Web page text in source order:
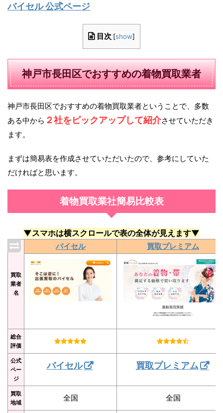
バイセル 公式ページ
目次 [show]
神戸市長田区でおすすめの着物買取業者
神戸市長田区でおすすめの着物買取業者ということで、多数
ある中から ２社をピックアップして紹介させていただき
ます。
まずは簡易表を作成させていただいたので、参考にしていた
だければと思います。
着物買取業社簡易比較表
▼スマホは横スクロールで表の全体が見えます▼
買取
業者
名
バイセル 買取プレミアム
総合
評価
公式
ペー
ジ
バイセル 買取プレミアム
買取
地域
全国 全国